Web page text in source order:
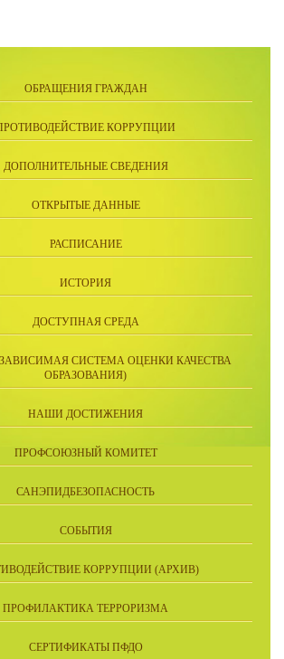
ОБРАЩЕНИЯ ГРАЖДАН
КОРРУПЦИИ
ДОПОЛНИТЕЛЬНЫЕ СВЕДЕНИЯ
ОТКРЫТЫЕ ДАННЫЕ
РАСПИСАНИЕ
ИСТОРИЯ
ДОСТУПНАЯ СРЕДА
СИСТЕМА ОЦЕНКИ КАЧЕСТВА
ОБРАЗОВАНИЯ)
НАШИ ДОСТИЖЕНИЯ
ПРОФСОЮЗНЫЙ КОМИТЕТ
САНЭПИДБЕЗОПАСНОСТЬ
СОБЫТИЯ
КОРРУПЦИИ (АРХИВ)
ПРОФИЛАКТИКА ТЕРРОРИЗМА
СЕРТИФИКАТЫ ПФДО